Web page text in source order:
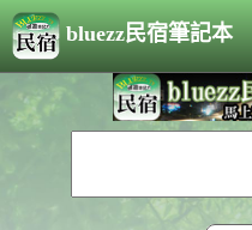
bluezz民宿筆記本